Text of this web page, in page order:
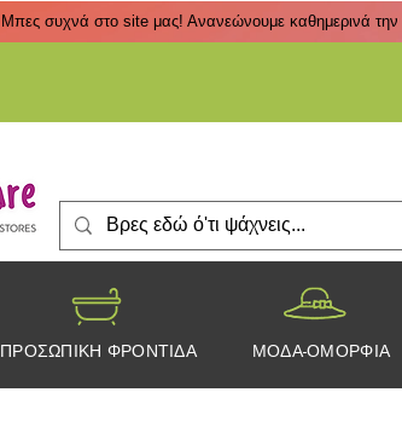
Μπες συχνά στο site μας! Ανανεώνουμε καθημερινά την
ΠΡΟΣΩΠΙΚΗ ΦΡΟΝΤΙΔΑ ΜΟΔΑ-ΟΜΟΡΦΙΑ